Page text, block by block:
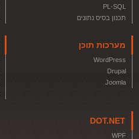
PL-SQL
תכנון בסיס נתונים
מערכות תוכן
WordPress
Drupal
Joomla
DOT.NET
WPF